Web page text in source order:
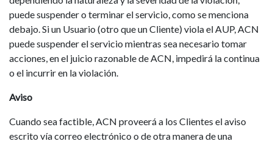
puede suspender o terminar el servicio, como se menciona
debajo. Si un Usuario (otro que un Cliente) viola el AUP, ACN
puede suspender el servicio mientras sea necesario tomar
acciones, en el juicio razonable de ACN, impedirá la continua
o el incurrir en la violación.
Aviso
Cuando sea factible, ACN proveerá a los Clientes el aviso
escrito vía correo electrónico o de otra manera de una